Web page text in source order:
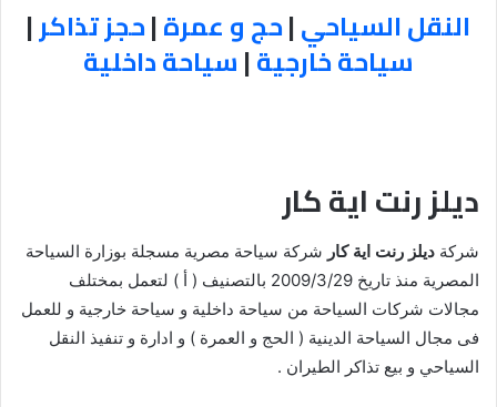
النقل السياحي|حج و عمرة|حجز تذاكر|
سياحة خارجية|سياحة داخلية
ديلز رنت اية كار
شركة ديلز رنت اية كار شركة سياحة مصرية مسجلة بوزارة السياحة
المصرية منذ تاريخ 2009/3/29 بالتصنيف ( أ ) لتعمل بمختلف
مجالات شركات السياحة من سياحة داخلية و سياحة خارجية و للعمل
فى مجال السياحة الدينية ( الحج و العمرة ) و ادارة و تنفيذ النقل
السياحي و بيع تذاكر الطيران .